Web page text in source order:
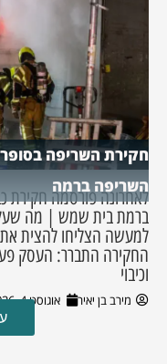
חקירת השריפה
השריפה ברמה
לאחרונה פורסמה חקירת
ברמת בית שמש | מה
למעשה הצליחו להצית
החקירה התברר: העסק פעל
וכיבוי
מירב בן יאיר אוגוסט 4, 2026